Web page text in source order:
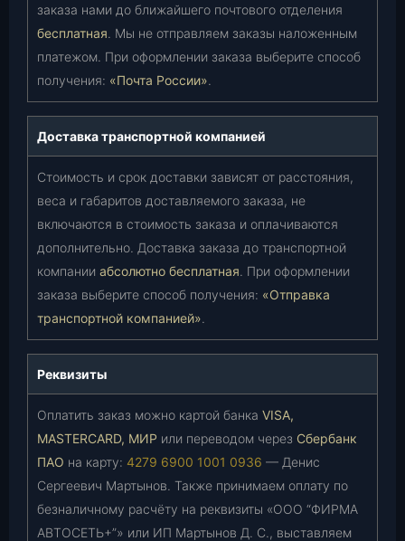
заказа нами до ближайшего почтового отделения
бесплатная. Мы не отправляем заказы наложенным
платежом. При оформлении заказа выберите способ
получения: «Почта России».
Доставка транспортной компанией
Стоимость и срок доставки зависят от расстояния,
веса и габаритов доставляемого заказа, не
включаются в стоимость заказа и оплачиваются
дополнительно. Доставка заказа до транспортной
компании абсолютно бесплатная. При оформлении
заказа выберите способ получения: «Отправка
транспортной компанией».
Реквизиты
Оплатить заказ можно картой банка VISA,
MASTERCARD, МИР или переводом через Сбербанк
ПАО на карту: 4279 6900 1001 0936 — Денис
Сергеевич Мартынов. Также принимаем оплату по
безналичному расчёту на реквизиты «ООО “ФИРМА
АВТОСЕТЬ+”» или ИП Мартынов Д. С., выставляем